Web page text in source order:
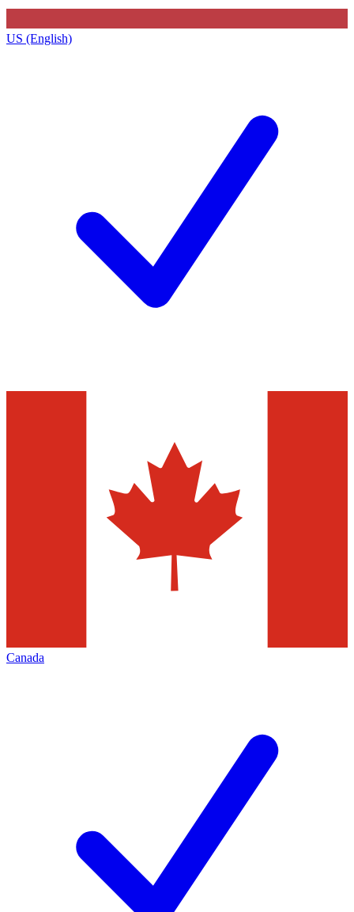
US (English)
Canada